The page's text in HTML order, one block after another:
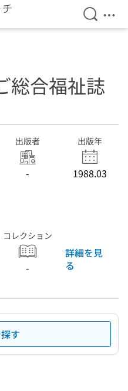
検索を
メ
総合福祉誌
出版者
-
出版年
1988.03
コレクション
-
詳細を見
る
す